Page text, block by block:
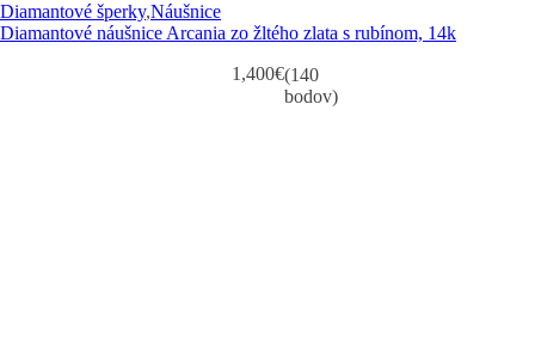
Diamantové šperky,Náušnice
Diamantové náušnice Arcania zo žltého zlata s rubínom, 14k
1,400€(140
bodov)